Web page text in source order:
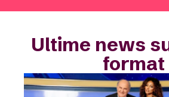
Ultime news
format